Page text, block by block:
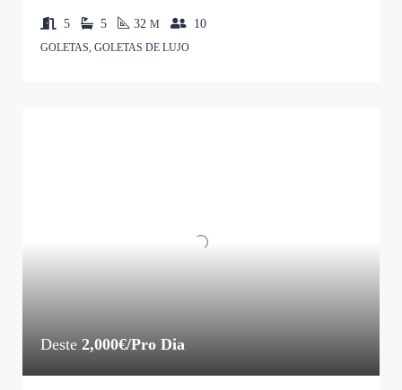
5 5 32 M 10
GOLETAS, GOLETAS DE LUJO
Deste 2,000€/Pro Dia